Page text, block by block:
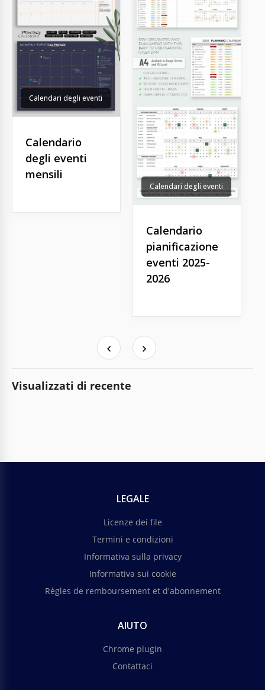
Calendari degli eventi
Calendario
degli eventi
mensili
Calendari degli eventi
Calendario
pianificazione
eventi 2025-
2026
Visualizzati di recente
LEGALE
Licenze dei file
Termini e condizioni
Informativa sulla privacy
Informativa sui cookie
Règles de remboursement et d'abonnement
AIUTO
Chrome plugin
Contattaci